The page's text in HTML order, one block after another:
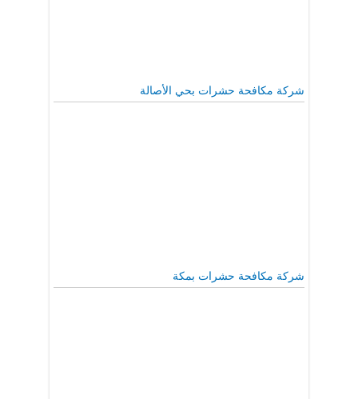
شركة مكافحة حشرات بحي الأصالة
شركة مكافحة حشرات بمكة